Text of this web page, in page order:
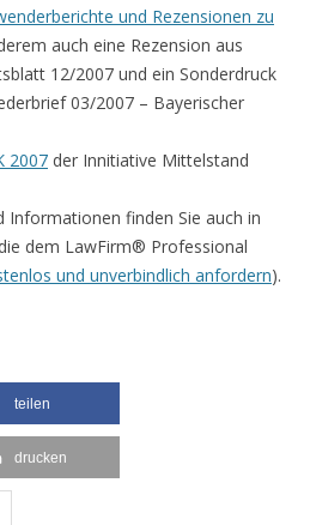
und Rezensionen zu
auch eine Rezension aus
12/2007 und ein Sonderdruck
03/2007 – Bayerischer
2007 der Innitiative Mittelstand
finden Sie auch in
dem LawFirm® Professional
und unverbindlich anfordern).
teilen
drucken